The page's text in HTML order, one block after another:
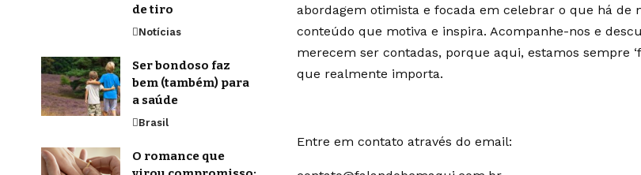
de tiro
Notícias
Ser bondoso faz
bem (também) para
a saúde
Brasil
O romance que
abordagem otimista e focada em celebrar o que há de
conteúdo que motiva e inspira. Acompanhe-nos e
merecem ser contadas, porque aqui, estamos sempre
que realmente importa.
Entre em contato através do email: